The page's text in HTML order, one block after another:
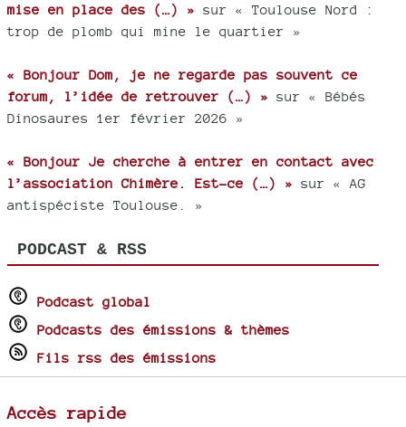
mise en place des (…) » sur « Toulouse Nord :
trop de plomb qui mine le quartier »
« Bonjour Dom, je ne regarde pas souvent ce
forum, l’idée de retrouver (…) » sur « Bébés
Dinosaures 1er février 2026 »
« Bonjour Je cherche à entrer en contact avec
l’association Chimère. Est-ce (…) » sur « AG
antispéciste Toulouse. »
PODCAST & RSS
Podcast global
Podcasts des émissions & thèmes
Fils rss des émissions
Accès rapide